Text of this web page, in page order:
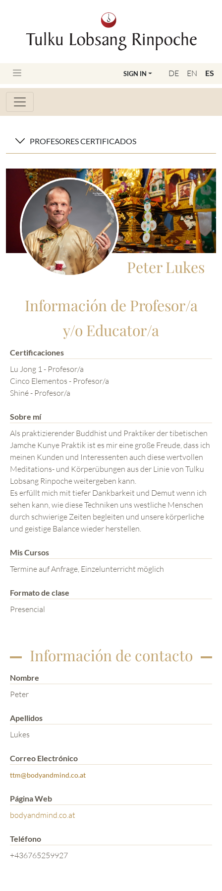
DE EN ES
SIGN IN
PROFESORES CERTIFICADOS
Peter Lukes
Información de Profesor/a
y/o Educator/a
Certificaciones
Lu Jong 1 - Profesor/a
Cinco Elementos - Profesor/a
Shiné - Profesor/a
Sobre mí
Als praktizierender Buddhist und Praktiker der tibetischen
Jamche Kunye Praktik ist es mir eine große Freude, dass ich
meinen Kunden und Interessenten auch diese wertvollen
Meditations- und Körperübungen aus der Linie von Tulku
Lobsang Rinpoche weitergeben kann.
Es erfüllt mich mit tiefer Dankbarkeit und Demut wenn ich
sehen kann, wie diese Techniken uns westliche Menschen
durch schwierige Zeiten begleiten und unsere körperliche
und geistige Balance wieder herstellen.
Mis Cursos
Termine auf Anfrage, Einzelunterricht möglich
Formato de clase
Presencial
Información de contacto
Nombre
Peter
Apellidos
Lukes
Correo Electrónico
ttm@bodyandmind.co.at
Página Web
bodyandmind.co.at
Teléfono
+436765259927